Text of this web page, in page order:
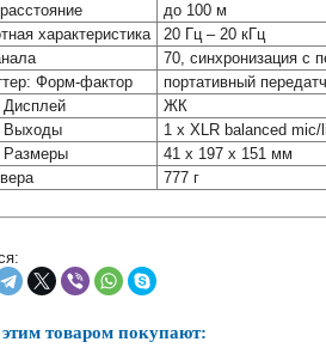
до 100 м
характеристика
20 Гц – 20 кГц
70, синхронизация с
Форм-фактор
портативный
Дисплей
ЖК
Выходы
1 x XLR balanced
Размеры
41 x 197 x 151 мм
777 г
этим товаром покупают: